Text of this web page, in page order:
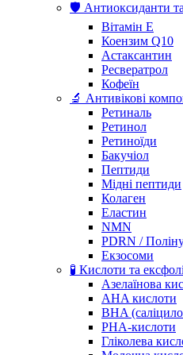
🛡️ Антиоксиданти та
Вітамін Е
Коензим Q10
Астаксантин
Ресвератрол
Кофеїн
🔬 Антивікові
Ретиналь
Ретинол
Ретиноїди
Бакучіол
Пептиди
Мідні пептиди
Колаген
Еластин
NMN
PDRN /
Екзосоми
🧪 Кислоти та
Азелаїнова
AHA кислоти
BHA
PHA-кислоти
Гліколева